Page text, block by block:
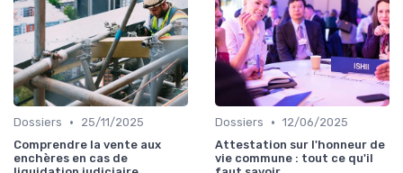
Dossiers •
25/11/2025
Comprendre la vente aux
enchères en cas de
Dossiers • 12/06/2025
Attestation sur l'honneur de
vie commune : tout ce qu'il